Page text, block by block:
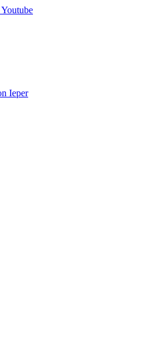
Youtube